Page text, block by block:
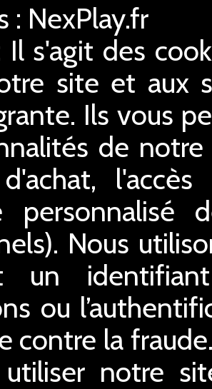
: NexPlay.fr
s'agit des
site et aux
Ils vous
de
personnalisé
Nous
un
ou
contre la
notre